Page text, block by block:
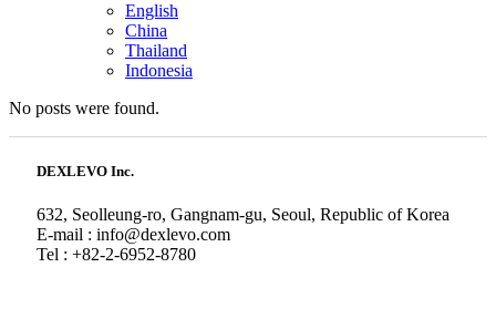
English
China
Thailand
Indonesia
No posts were found.
DEXLEVO Inc.
632, Seolleung-ro, Gangnam-gu, Seoul, Republic of Korea
E-mail : info@dexlevo.com
Tel : +82-2-6952-8780